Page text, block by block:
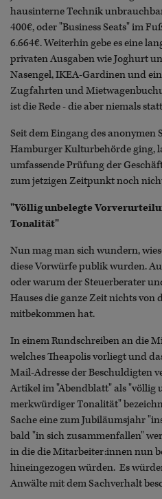
hausinterne Technik
400€, oder "Business Seats" im
6.664€. Weiterhin gebe es eine
privaten Ausgaben wie Joghurt
Nasengel, IKEA-Gardinen und
Zugfahrten und
ist die Rede - die aber niemals
Seit dem Eingang des anonymen
Hamburger Kulturbehörde ging,
umfassende Prüfung der
zum jetzigen Zeitpunkt noch
"Völlig unbelegte
Tonalität"
Nun mag man sich wundern,
diese Vorwürfe publik wurden.
oder warum der Steuerberater
Hauses die ganze Zeit nichts von
mitbekommen hat.
In einem Rundschreiben an die
welches Theapolis vorliegt und
Mail-Adresse der Beschuldigten
Artikel im "Abendblatt" als "völlig
merkwürdiger Tonalität"
Sache eine zum Jubiläumsjahr
bald "in sich zusammenfallen"
in die die Mitarbeiter:innen nun
hineingezogen würden. Es
Anwälte mit dem Sachverhalt